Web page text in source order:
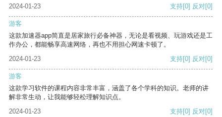
2024-01-23 支持[0] 反对[0]
游客
这款加速器app简直是居家旅行必备神器，无论是看视频、玩游戏还是工
作办公，都能畅享高速网络，再也不用担心网速卡顿了。
2024-01-23
支持[0] 反对[0]
游客
这款学习软件的课程内容非常丰富，涵盖了各个学科的知识。老师的讲
解非常生动，让我能够轻松理解知识点。
2024-01-23
支持[0] 反对[0]